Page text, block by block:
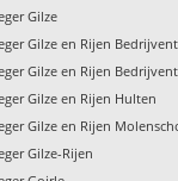
Gilze
Gilze en Rijen
Gilze en Rijen
Gilze en Rijen Hulten
Gilze en Rijen
Gilze-Rijen